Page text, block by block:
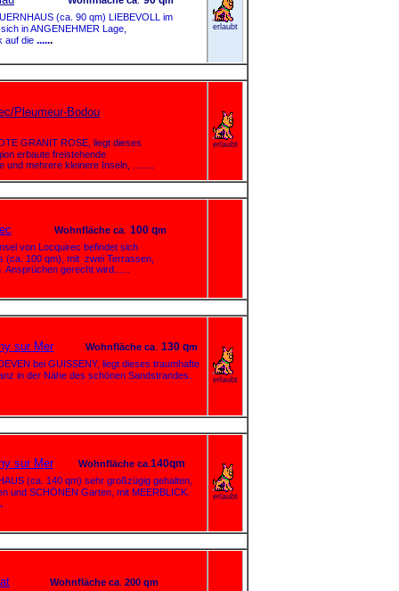
(ca. 90 qm) LIEBEVOLL im
inANGENEHMER Lage,
auf die ......
erlaubt
Pleumeur-Bodou
GRANIT ROSE, liegt dieses
erbaute freistehende
mehrere kleinere Inseln, ........
erlaubt
Wohnfläche ca 100 qm
von Locquirec befindet sich
100 qm), mit zwei Terrassen,
gerecht wird......
sur Mer Wohnfläche ca 130 qm
bei GUISSENY, liegt dieses traumhafte
in der Nähe des schönen Sandstrandes.
erlaubt
sur Mer Wohnfläche ca 140qm
(ca. 140 qm) sehr großzügig gehalten,
SCHÖNEN Garten, mit MEERBLICK.
erlaubt
Wohnfläche ca 200 qm